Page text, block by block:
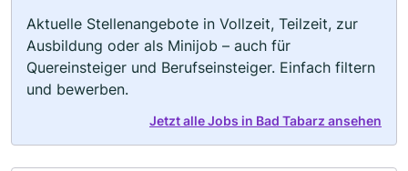
Aktuelle Stellenangebote in Vollzeit, Teilzeit, zur
Ausbildung oder als Minijob – auch für
Quereinsteiger und Berufseinsteiger. Einfach filtern
und bewerben.
Jetzt alle Jobs in Bad Tabarz ansehen